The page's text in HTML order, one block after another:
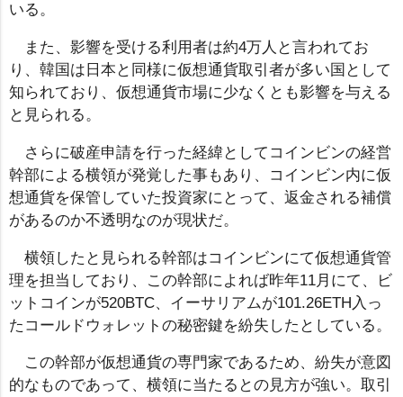
いる。
また、影響を受ける利用者は約4万人と言われてお
り、韓国は日本と同様に仮想通貨取引者が多い国として
知られており、仮想通貨市場に少なくとも影響を与える
と見られる。
さらに破産申請を行った経緯としてコインビンの経営
幹部による横領が発覚した事もあり、コインビン内に仮
想通貨を保管していた投資家にとって、返金される補償
があるのか不透明なのが現状だ。
横領したと見られる幹部はコインビンにて仮想通貨管
理を担当しており、この幹部によれば昨年11月にて、ビ
ットコインが520BTC、イーサリアムが101.26ETH入っ
たコールドウォレットの秘密鍵を紛失したとしている。
この幹部が仮想通貨の専門家であるため、紛失が意図
的なものであって、横領に当たるとの見方が強い。取引